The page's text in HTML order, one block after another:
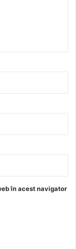
în acest navigator